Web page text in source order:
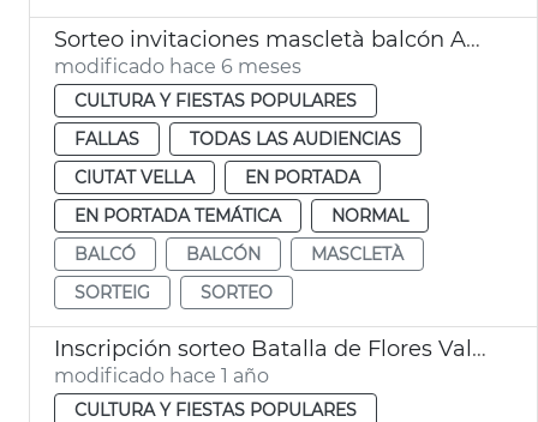
Sorteo invitaciones mascletà balcón Ayuntamiento
modificado hace 6 meses
CULTURA Y FIESTAS POPULARES
FALLAS
TODAS LAS AUDIENCIAS
CIUTAT VELLA
EN PORTADA
EN PORTADA TEMÁTICA
NORMAL
BALCÓ
BALCÓN
MASCLETÀ
SORTEIG
SORTEO
Inscripción sorteo Batalla de Flores València
modificado hace 1 año
CULTURA Y FIESTAS POPULARES